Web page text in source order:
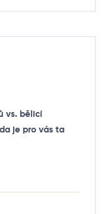
vs. bělicí
je pro vás ta